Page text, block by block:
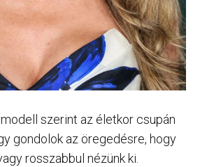
szerint az életkor csupán
gondolok az öregedésre, hogy
rosszabbul nézünk ki.